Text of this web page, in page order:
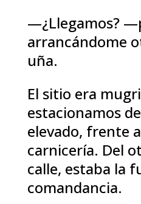
—¿Llegamos?
arrancándome
uña.
El sitio era
estacionamos
elevado, frente
carnicería. Del
calle, estaba la
comandancia.